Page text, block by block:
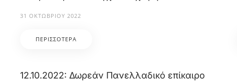
31 ΟΚΤΩΒΡΊΟΥ 2022
ΠΕΡΙΣΣΌΤΕΡΑ
12.10.2022: Δωρεάν Πανελλαδικό επίκαιρο